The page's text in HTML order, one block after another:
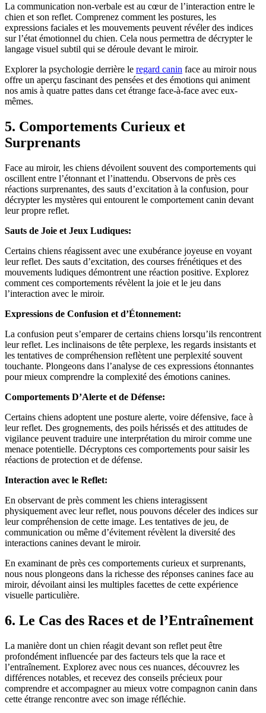
La communication non-verbale est au cœur de l’interaction entre le
chien et son reflet. Comprenez comment les postures, les
expressions faciales et les mouvements peuvent révéler des indices
sur l’état émotionnel du chien. Cela nous permettra de décrypter le
langage visuel subtil qui se déroule devant le miroir.
Explorer la psychologie derrière le regard canin face au miroir nous
offre un aperçu fascinant des pensées et des émotions qui animent
nos amis à quatre pattes dans cet étrange face-à-face avec eux-
mêmes.
5. Comportements Curieux et
Surprenants
Face au miroir, les chiens dévoilent souvent des comportements qui
oscillent entre l’étonnant et l’inattendu. Observons de près ces
réactions surprenantes, des sauts d’excitation à la confusion, pour
décrypter les mystères qui entourent le comportement canin devant
leur propre reflet.
Sauts de Joie et Jeux Ludiques:
Certains chiens réagissent avec une exubérance joyeuse en voyant
leur reflet. Des sauts d’excitation, des courses frénétiques et des
mouvements ludiques démontrent une réaction positive. Explorez
comment ces comportements révèlent la joie et le jeu dans
l’interaction avec le miroir.
Expressions de Confusion et d’Étonnement:
La confusion peut s’emparer de certains chiens lorsqu’ils rencontrent
leur reflet. Les inclinaisons de tête perplexe, les regards insistants et
les tentatives de compréhension reflètent une perplexité souvent
touchante. Plongeons dans l’analyse de ces expressions étonnantes
pour mieux comprendre la complexité des émotions canines.
Comportements D’Alerte et de Défense:
Certains chiens adoptent une posture alerte, voire défensive, face à
leur reflet. Des grognements, des poils hérissés et des attitudes de
vigilance peuvent traduire une interprétation du miroir comme une
menace potentielle. Décryptons ces comportements pour saisir les
réactions de protection et de défense.
Interaction avec le Reflet:
En observant de près comment les chiens interagissent
physiquement avec leur reflet, nous pouvons déceler des indices sur
leur compréhension de cette image. Les tentatives de jeu, de
communication ou même d’évitement révèlent la diversité des
interactions canines devant le miroir.
En examinant de près ces comportements curieux et surprenants,
nous nous plongeons dans la richesse des réponses canines face au
miroir, dévoilant ainsi les multiples facettes de cette expérience
visuelle particulière.
6. Le Cas des Races et de l’Entraînement
La manière dont un chien réagit devant son reflet peut être
profondément influencée par des facteurs tels que la race et
l’entraînement. Explorez avec nous ces nuances, découvrez les
différences notables, et recevez des conseils précieux pour
comprendre et accompagner au mieux votre compagnon canin dans
cette étrange rencontre avec son image réfléchie.